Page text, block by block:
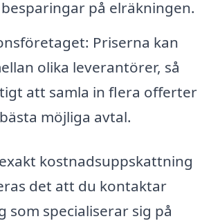
på elräkningen.
Priserna kan
olika leverantörer, så
att samla in flera offerter
möjliga avtal.
kostnadsuppskattning
det att du kontaktar
som specialiserar sig på